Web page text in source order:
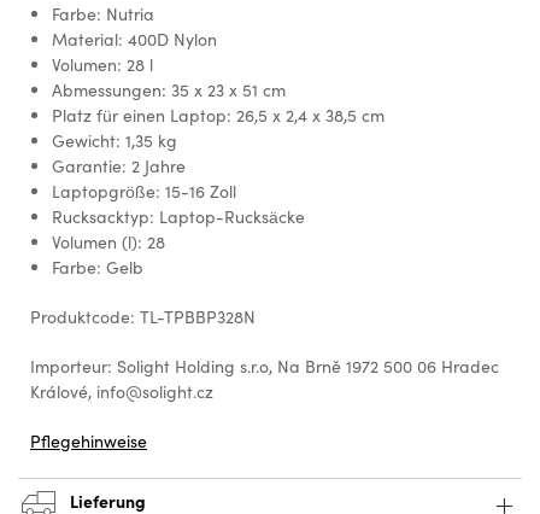
Farbe: Nutria
Material: 400D Nylon
Volumen: 28 l
Abmessungen: 35 x 23 x 51 cm
Platz für einen Laptop: 26,5 x 2,4 x 38,5 cm
Gewicht: 1,35 kg
Garantie: 2 Jahre
Laptopgröße: 15-16 Zoll
Rucksacktyp: Laptop-Rucksäcke
Volumen (l): 28
Farbe: Gelb
Produktcode: TL-TPBBP328N
Importeur: Solight Holding s.r.o, Na Brně 1972 500 06 Hradec
Králové, info@solight.cz
Pflegehinweise
Lieferung